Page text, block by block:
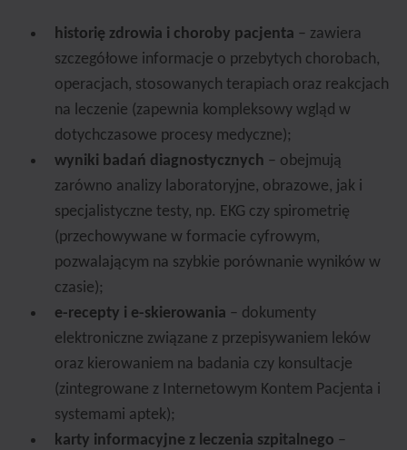
historię zdrowia i choroby pacjenta – zawiera
szczegółowe informacje o przebytych chorobach,
operacjach, stosowanych terapiach oraz reakcjach
na leczenie (zapewnia kompleksowy wgląd w
dotychczasowe procesy medyczne);
wyniki badań diagnostycznych – obejmują
zarówno analizy laboratoryjne, obrazowe, jak i
specjalistyczne testy, np. EKG czy spirometrię
(przechowywane w formacie cyfrowym,
pozwalającym na szybkie porównanie wyników w
czasie);
e-recepty i e-skierowania – dokumenty
elektroniczne związane z przepisywaniem leków
oraz kierowaniem na badania czy konsultacje
(zintegrowane z Internetowym Kontem Pacjenta i
systemami aptek);
karty informacyjne z leczenia szpitalnego –